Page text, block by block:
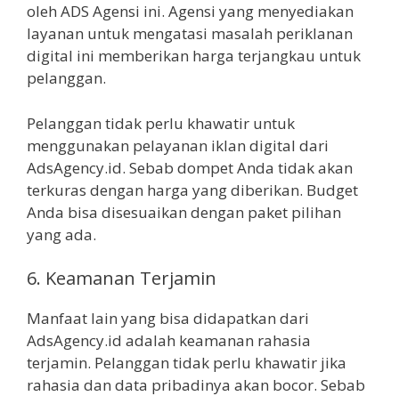
oleh ADS Agensi ini. Agensi yang menyediakan
layanan untuk mengatasi masalah periklanan
digital ini memberikan harga terjangkau untuk
pelanggan.
Pelanggan tidak perlu khawatir untuk
menggunakan pelayanan iklan digital dari
AdsAgency.id. Sebab dompet Anda tidak akan
terkuras dengan harga yang diberikan. Budget
Anda bisa disesuaikan dengan paket pilihan
yang ada.
6. Keamanan Terjamin
Manfaat lain yang bisa didapatkan dari
AdsAgency.id adalah keamanan rahasia
terjamin. Pelanggan tidak perlu khawatir jika
rahasia dan data pribadinya akan bocor. Sebab